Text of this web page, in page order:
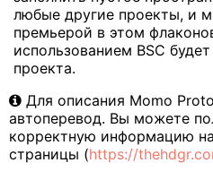
любые другие проекты, и
премьерой в этом
использованием BSC
проекта.
Для описания Momo
автоперевод. Вы можете
корректную информацию
страницы (https://